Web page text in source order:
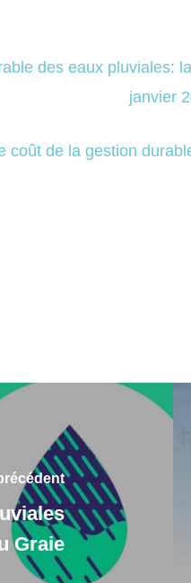
des eaux pluviales:
janvier
coût de la gestion
Graie